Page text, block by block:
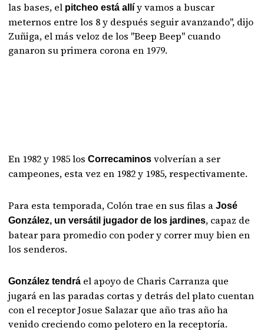
las bases, el pitcheo está allíy vamos a buscar
meternos entre los 8 y después seguir avanzando", dijo
Zuñiga, el más veloz de los "Beep Beep" cuando
ganaron su primera corona en 1979.
En 1982 y 1985 losCorrecaminos volverían a ser
campeones, esta vez en 1982 y 1985, respectivamente.
Para esta temporada, Colón trae en sus filas aJosé
González, un versátil jugador de los jardines, capaz de
batear para promedio con poder y correr muy bien en
los senderos.
González tendrá el apoyo de Charis Carranza que
jugará en las paradas cortas y detrás del plato cuentan
con el receptor Josue Salazar que año tras año ha
venido creciendo como pelotero en la receptoría.